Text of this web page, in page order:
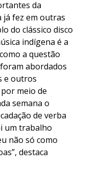
da
já fez em outras
do clássico disco
indígena é a
a questão
abordados
e outros
meio de
semana o
de verba
um trabalho
não só como
destaca